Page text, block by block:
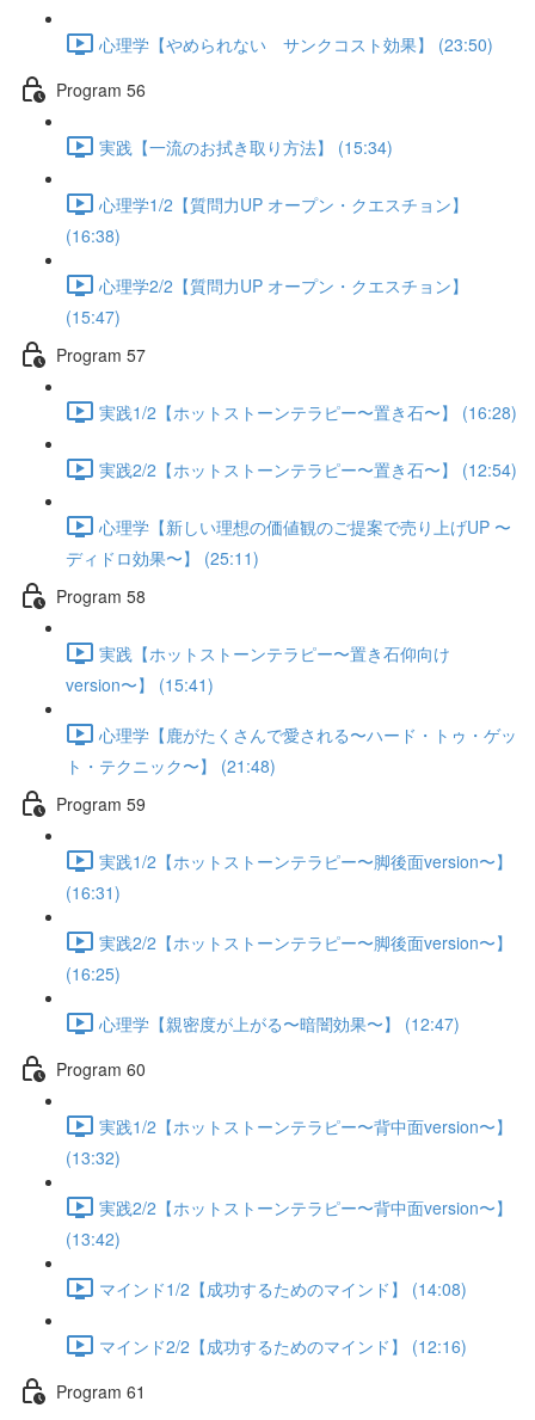
心理学【やめられない サンクコスト効果】 (23:50)
Program 56
実践【一流のお拭き取り方法】 (15:34)
心理学1/2【質問力UP オープン・クエスチョン】
(16:38)
心理学2/2【質問力UP オープン・クエスチョン】
(15:47)
Program 57
実践1/2【ホットストーンテラピー〜置き石〜】 (16:28)
実践2/2【ホットストーンテラピー〜置き石〜】 (12:54)
心理学【新しい理想の価値観のご提案で売り上げUP 〜
ディドロ効果〜】 (25:11)
Program 58
実践【ホットストーンテラピー〜置き石仰向け
version〜】 (15:41)
心理学【鹿がたくさんで愛される〜ハード・トゥ・ゲッ
ト・テクニック〜】 (21:48)
Program 59
実践1/2【ホットストーンテラピー〜脚後面version〜】
(16:31)
実践2/2【ホットストーンテラピー〜脚後面version〜】
(16:25)
心理学【親密度が上がる〜暗闇効果〜】 (12:47)
Program 60
実践1/2【ホットストーンテラピー〜背中面version〜】
(13:32)
実践2/2【ホットストーンテラピー〜背中面version〜】
(13:42)
マインド1/2【成功するためのマインド】 (14:08)
マインド2/2【成功するためのマインド】 (12:16)
Program 61